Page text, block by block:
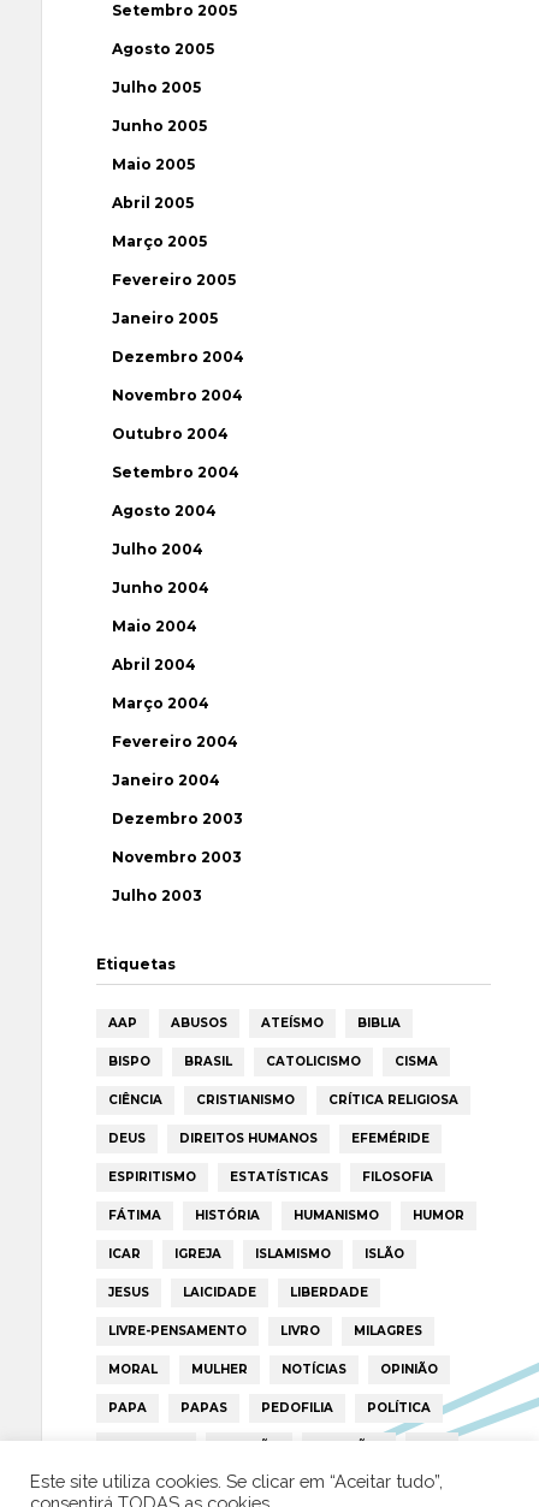
Setembro 2005
Agosto 2005
Julho 2005
Junho 2005
Maio 2005
Abril 2005
Março 2005
Fevereiro 2005
Janeiro 2005
Dezembro 2004
Novembro 2004
Outubro 2004
Setembro 2004
Agosto 2004
Julho 2004
Junho 2004
Maio 2004
Abril 2004
Março 2004
Fevereiro 2004
Janeiro 2004
Dezembro 2003
Novembro 2003
Julho 2003
Etiquetas
AAP ABUSOS ATEÍSMO BIBLIA
BISPO BRASIL CATOLICISMO CISMA
CIÊNCIA CRISTIANISMO CRÍTICA RELIGIOSA
DEUS DIREITOS HUMANOS EFEMÉRIDE
ESPIRITISMO ESTATÍSTICAS FILOSOFIA
FÁTIMA HISTÓRIA HUMANISMO HUMOR
ICAR IGREJA ISLAMISMO ISLÃO
JESUS LAICIDADE LIBERDADE
LIVRE-PENSAMENTO LIVRO MILAGRES
MORAL MULHER NOTÍCIAS OPINIÃO
PAPA PAPAS PEDOFILIA POLÍTICA
PORTUGAL RELIGIÃO RELIGIÕES RTP
TRUMP VATICANO
Este site utiliza cookies. Se clicar em “Aceitar tudo”,
consentirá TODAS as cookies.